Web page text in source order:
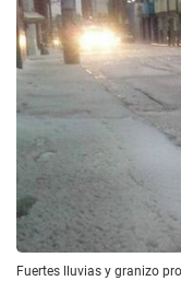
Fuertes lluvias y granizo